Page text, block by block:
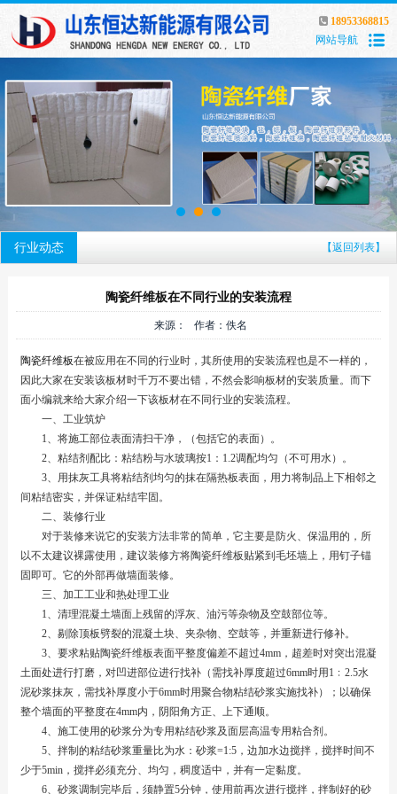
18953368815
网站导航
行业动态 【返回列表】
陶瓷纤维板在不同行业的安装流程
来源： 作者：佚名
陶瓷纤维板在被应用在不同的行业时，其所使用的安装流程也是不一样的，
因此大家在安装该板材时千万不要出错，不然会影响板材的安装质量。而下
面小编就来给大家介绍一下该板材在不同行业的安装流程。
一、工业筑炉
1、将施工部位表面清扫干净，（包括它的表面）。
2、粘结剂配比：粘结粉与水玻璃按1：1.2调配均匀（不可用水）。
3、用抹灰工具将粘结剂均匀的抹在隔热板表面，用力将制品上下相邻之
间粘结密实，并保证粘结牢固。
二、装修行业
对于装修来说它的安装方法非常的简单，它主要是防火、保温用的，所
以不太建议裸露使用，建议装修方将陶瓷纤维板贴紧到毛坯墙上，用钉子锚
固即可。它的外部再做墙面装修。
三、加工工业和热处理工业
1、清理混凝土墙面上残留的浮灰、油污等杂物及空鼓部位等。
2、剔除顶板劈裂的混凝土块、夹杂物、空鼓等，并重新进行修补。
3、要求粘贴陶瓷纤维板表面平整度偏差不超过4mm，超差时对突出混凝
土面处进行打磨，对凹进部位进行找补（需找补厚度超过6mm时用1﹕2.5水
泥砂浆抹灰，需找补厚度小于6mm时用聚合物粘结砂浆实施找补）；以确保
整个墙面的平整度在4mm内，阴阳角方正、上下通顺。
4、施工使用的砂浆分为专用粘结砂浆及面层高温专用粘合剂。
5、拌制的粘结砂浆重量比为水：砂浆=1:5，边加水边搅拌，搅拌时间不
少于5min，搅拌必须充分、均匀，稠度适中，并有一定黏度。
6、砂浆调制完毕后，须静置5分钟，使用前再次进行搅拌，拌制好的砂